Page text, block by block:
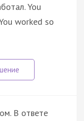
You
You worked so
В ответе